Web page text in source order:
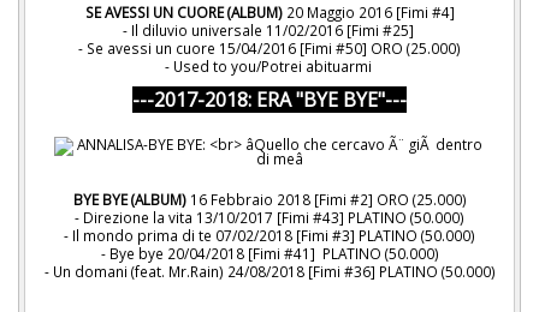
SE AVESSI UN CUORE (ALBUM)20 Maggio 2016 [Fimi #4]
- Il diluvio universale 11/02/2016 [Fimi #25]
- Se avessi un cuore 15/04/2016 [Fimi #50] ORO (25.000)
- Used to you/Potrei abituarmi
---2017-2018: ERA "BYE BYE"---
BYE BYE (ALBUM)16 Febbraio 2018 [Fimi #2] ORO (25.000)
- Direzione la vita 13/10/2017 [Fimi #43] PLATINO (50.000)
- Il mondo prima di te 07/02/2018 [Fimi #3] PLATINO (50.000)
- Bye bye 20/04/2018 [Fimi #41] PLATINO (50.000)
- Un domani (feat. Mr.Rain) 24/08/2018 [Fimi #36] PLATINO (50.000)